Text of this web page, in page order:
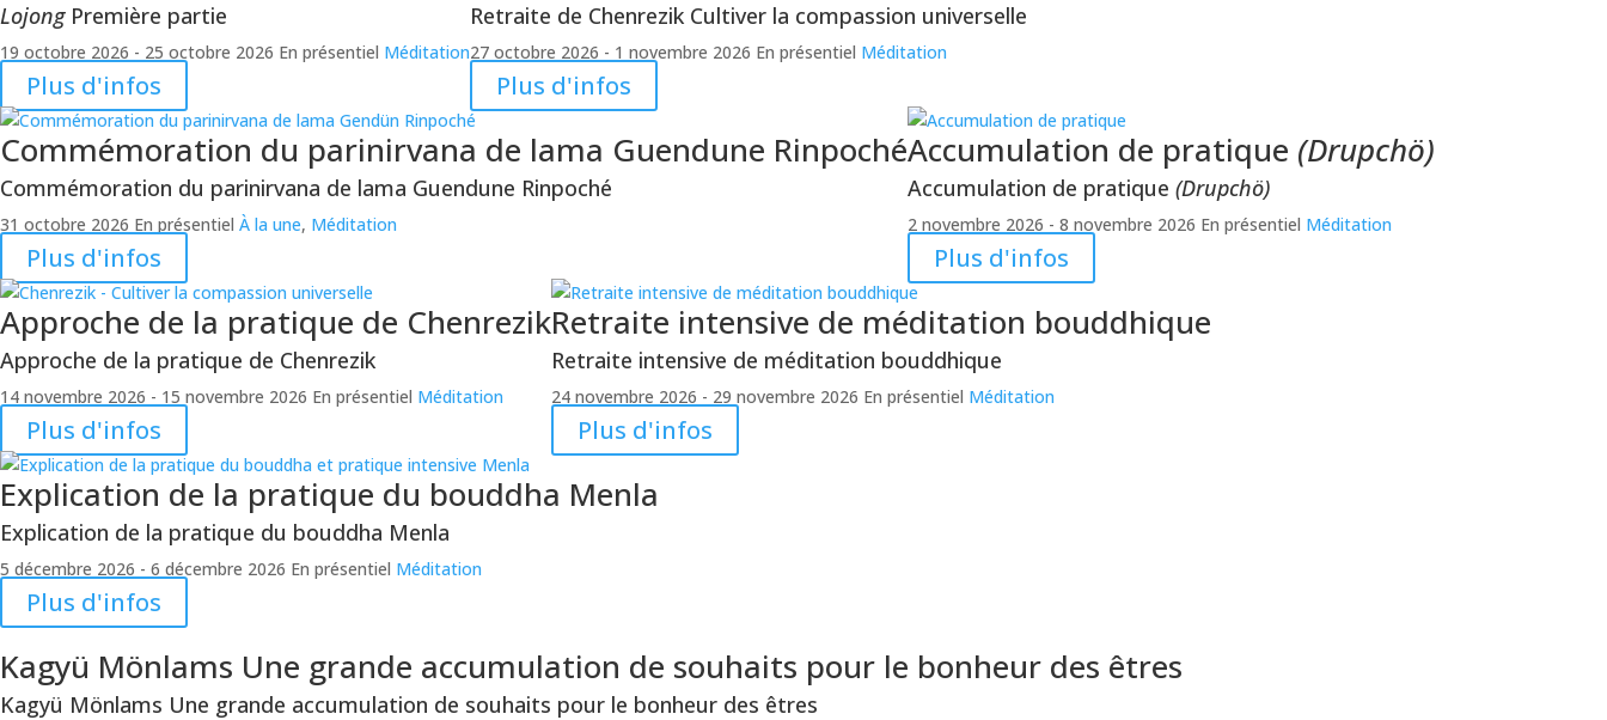
LojongPremière partie
19 octobre 2026 - 25 octobre 2026 En présentiel Méditation
Plus d'infos
Retraite de Chenrezik Cultiver la compassion universelle
27 octobre 2026 - 1 novembre 2026 En présentiel Méditation
Plus d'infos
Commémoration du parinirvana de lama Guendune Rinpoché
Commémoration du parinirvana de lama Guendune Rinpoché
31 octobre 2026 En présentiel À la une, Méditation
Plus d'infos
Accumulation de pratique (Drupchö)
Accumulation de pratique (Drupchö)
2 novembre 2026 - 8 novembre 2026 En présentiel Méditation
Plus d'infos
Approche de la pratique de Chenrezik
Approche de la pratique de Chenrezik
14 novembre 2026 - 15 novembre 2026 En présentiel Méditation
Plus d'infos
Retraite intensive de méditation bouddhique
Retraite intensive de méditation bouddhique
24 novembre 2026 - 29 novembre 2026 En présentiel Méditation
Plus d'infos
Explication de la pratique du bouddha Menla
Explication de la pratique du bouddha Menla
5 décembre 2026 - 6 décembre 2026 En présentiel Méditation
Plus d'infos
Kagyü Mönlams Une grande accumulation de souhaits pour le bonheur des êtres
Kagyü Mönlams Une grande accumulation de souhaits pour le bonheur des êtres